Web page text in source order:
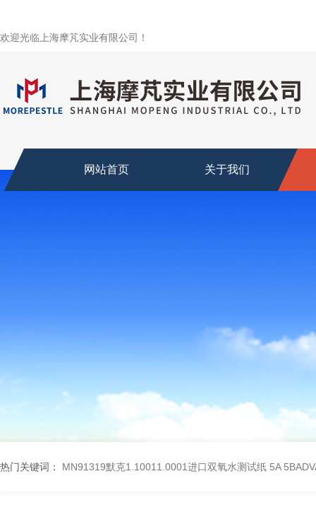
欢迎光临上海摩芃实业有限公司！
网站首页 关于我们
热门关键词： MN91319默克1.10011.0001进口双氧水测试纸 5A